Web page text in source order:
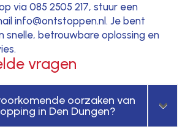
via 085 2505 217, stuur een
info@ontstoppen.nl. Je bent
snelle, betrouwbare oplossing en
vragen
oorzaken van
in Den Dungen?